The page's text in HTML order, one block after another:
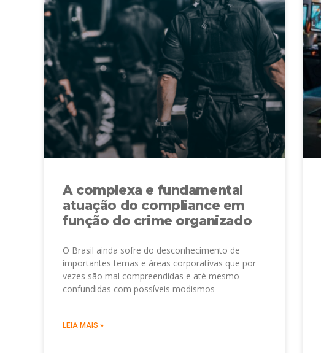
A complexa e fundamental
atuação do compliance em
função do crime organizado
O Brasil ainda sofre do desconhecimento de
importantes temas e áreas corporativas que por
vezes são mal compreendidas e até mesmo
confundidas com possíveis modismos
LEIA MAIS »